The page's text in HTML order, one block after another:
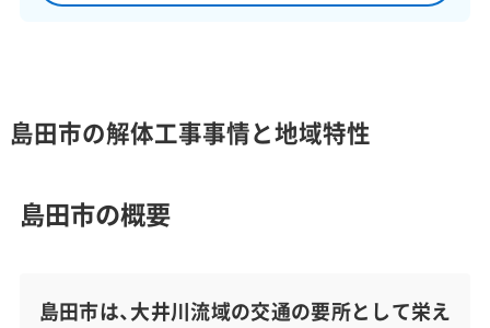
島田市の解体工事事情と地域特性
島田市の概要
島田市は、大井川流域の交通の要所として栄え